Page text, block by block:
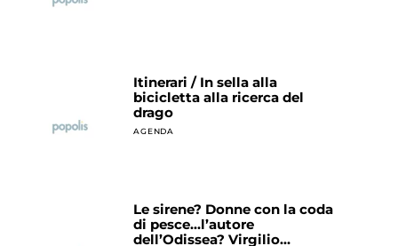
Itinerari / In sella alla
bicicletta alla ricerca del
drago
AGENDA
Le sirene? Donne con la coda
di pesce…l’autore
dell’Odissea? Virgilio…